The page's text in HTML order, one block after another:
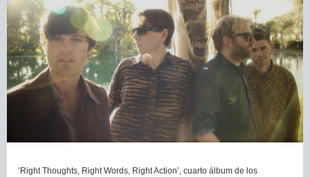
‘Right Thoughts, Right Words, Right Action’, cuarto álbum de los